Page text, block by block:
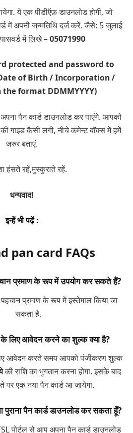
ये एक पीडीऍफ़ डाउनलोड होगी, जो
में अपनी जन्मतिथि दर्ज करें. जैसे: 5 जुलाई
में लिखे –05071990
protected and password to
of Birth / Incorporation /
format DDMMYYYY)
पैन कार्ड डाउनलोड कर पाएंगे. आपको
गाइड कैसी लगी, नीचे कमेन्ट बॉक्स में हमें
जरुर बताएं.
हंसते रहें,मुस्कुराते रहें.
धन्यवाद!
इन्हें भी पढ़ें :
pan card FAQs
प्रमाण के रूप में उपयोग कर सकते हैं?
प्रमाण के रूप में इस्तेमाल किया जा
सकता है.
के लिए आवेदन करने का शुल्क क्या है?
आवेदन करते समय आपको पंजीकरण शुल्क
की राशि का भुगतान करना होगा. इसके बाद
एक नया पैन कार्ड आ जायेगा.
पुराना पैन कार्ड डाउनलोड कर सकता हूँ?
पोर्टल से आप अपना पैन कार्ड डाउनलोड